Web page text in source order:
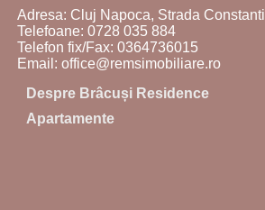
Adresa: Cluj Napoca, Strada
Telefoane:0728 035 884
Telefon fix/Fax:0364736015
Email: office@remsimobiliare.ro
Despre Brâcuși Residence
Apartamente